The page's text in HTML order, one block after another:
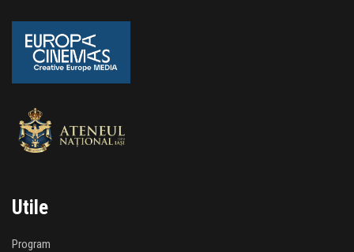
Utile
Program